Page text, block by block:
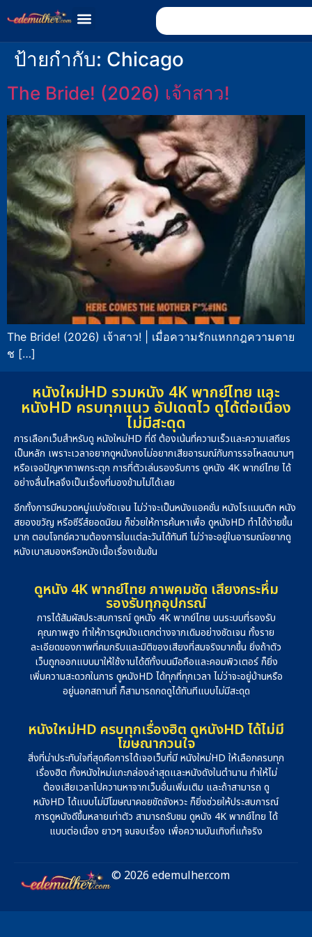
ป้ายกำกับ: Chicago
The Bride! (2026) เจ้าสาว!
The Bride! (2026) เจ้าสาว! | เมื่อความรักแหกกฎความตาย
ช […]
หนังใหม่HD รวมหนัง 4K พากย์ไทย และ
หนังHD ครบทุกแนว อัปเดตไว ดูได้ต่อเนื่อง
ไม่มีสะดุด
การเลือกเว็บสำหรับดู หนังใหม่HD ที่ดี ต้องเน้นที่ความเร็วและความเสถียร
เป็นหลัก เพราะเวลาอยากดูหนังคงไม่อยากเสียอารมณ์กับการรอโหลดนานๆ
หรือเจอปัญหาภาพกระตุก การที่ตัวเล่นรองรับการ ดูหนัง 4K พากย์ไทย ได้
อย่างลื่นไหลจึงเป็นเรื่องที่มองข้ามไม่ได้เลย
อีกทั้งการมีหมวดหมู่แบ่งชัดเจน ไม่ว่าจะเป็นหนังแอคชั่น หนังโรแมนติก หนัง
สยองขวัญ หรือซีรีส์ยอดนิยม ก็ช่วยให้การค้นหาเพื่อ ดูหนังHD ทำได้ง่ายขึ้น
มาก ตอบโจทย์ความต้องการในแต่ละวันได้ทันที ไม่ว่าจะอยู่ในอารมณ์อยากดู
หนังเบาสมองหรือหนังเนื้อเรื่องเข้มข้น
ดูหนัง 4K พากย์ไทย ภาพคมชัด เสียงกระหึ่ม
รองรับทุกอุปกรณ์
การได้สัมผัสประสบการณ์ ดูหนัง 4K พากย์ไทย บนระบบที่รองรับ
คุณภาพสูง ทำให้การดูหนังแตกต่างจากเดิมอย่างชัดเจน ทั้งราย
ละเอียดของภาพที่คมกริบและมิติของเสียงที่สมจริงมากขึ้น ยิ่งถ้าตัว
เว็บถูกออกแบบมาให้ใช้งานได้ดีทั้งบนมือถือและคอมพิวเตอร์ ก็ยิ่ง
เพิ่มความสะดวกในการ ดูหนังHD ได้ทุกที่ทุกเวลา ไม่ว่าจะอยู่บ้านหรือ
อยู่นอกสถานที่ ก็สามารถกดดูได้ทันทีแบบไม่มีสะดุด
หนังใหม่HD ครบทุกเรื่องฮิต ดูหนังHD ได้ไม่มี
โฆษณากวนใจ
สิ่งที่น่าประทับใจที่สุดคือการได้เจอเว็บที่มี หนังใหม่HD ให้เลือกครบทุก
เรื่องฮิต ทั้งหนังใหม่แกะกล่องล่าสุดและหนังดังในตำนาน ทำให้ไม่
ต้องเสียเวลาไปควานหาจากเว็บอื่นเพิ่มเติม และถ้าสามารถ ดู
หนังHD ได้แบบไม่มีโฆษณาคอยขัดจังหวะ ก็ยิ่งช่วยให้ประสบการณ์
การดูหนังดีขึ้นหลายเท่าตัว สามารถรับชม ดูหนัง 4K พากย์ไทย ได้
แบบต่อเนื่อง ยาวๆ จนจบเรื่อง เพื่อความบันเทิงที่แท้จริง
© 2026 edemulher.com